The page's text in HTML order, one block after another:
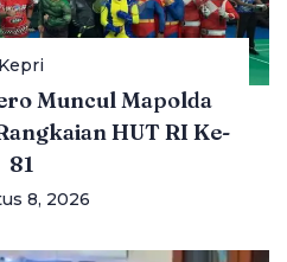
Kepri
Muncul Mapolda
HUT RI Ke-
81
8, 2026